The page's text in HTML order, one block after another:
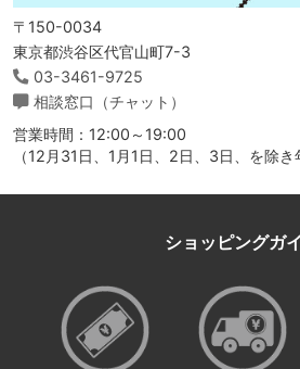
〒150-0034
東京都渋谷区代官山町7-3
03-3461-9725
相談窓口（チャット）
営業時間：12:00～19:00
（12月31日、1月1日、2日、3日、を除き
ショッピングガ